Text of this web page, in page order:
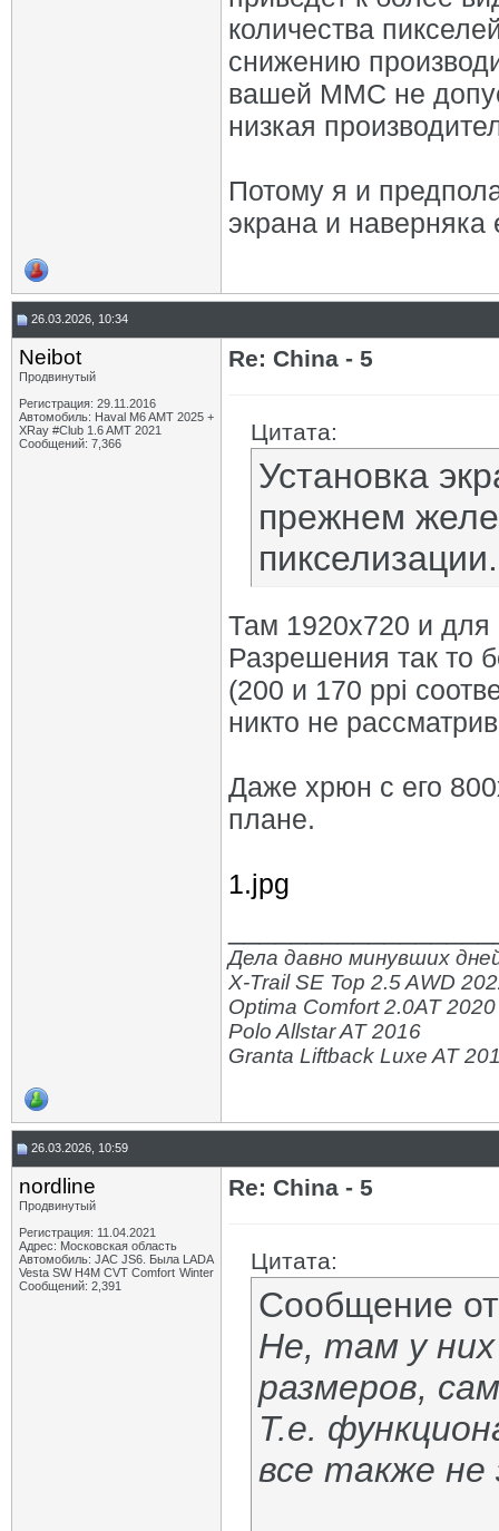
количества
снижению
вашей ММС не
низкая
Потому я и
экрана и наверняка
26.03.2026, 10:34
Neibot
Продвинутый
Регистрация: 29.11.2016
Автомобиль: Haval M6 AMT 2025 +
XRay #Club 1.6 AMT 2021
Сообщений: 7,366
Re: China - 5
Цитата:
Установка
прежнем
пикселизации.
Там 1920х720 и
Разрешения так то
(200 и 170 ppi
никто не
Даже хрюн с его
плане.
1.jpg
Дела давно минувших
X-Trail SE Top 2.5 AWD
Optima Comfort 2.0AT 2020
Polo Allstar AT 2016
Granta Liftback Luxe AT
26.03.2026, 10:59
nordline
Продвинутый
Регистрация: 11.04.2021
Адрес: Московская область
Автомобиль: JAC JS6. Была LADA
Vesta SW H4M CVT Comfort Winter
Сообщений: 2,391
Re: China - 5
Цитата:
Сообщение
Не, там у них
размеров,
Т.е.
все также не